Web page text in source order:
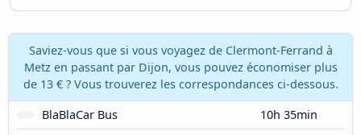
Saviez-vous que si vous voyagez de Clermont-Ferrand à
Metz en passant par Dijon, vous pouvez économiser plus
de 13 € ? Vous trouverez les correspondances ci-dessous.
BlaBlaCar Bus
10h 35min